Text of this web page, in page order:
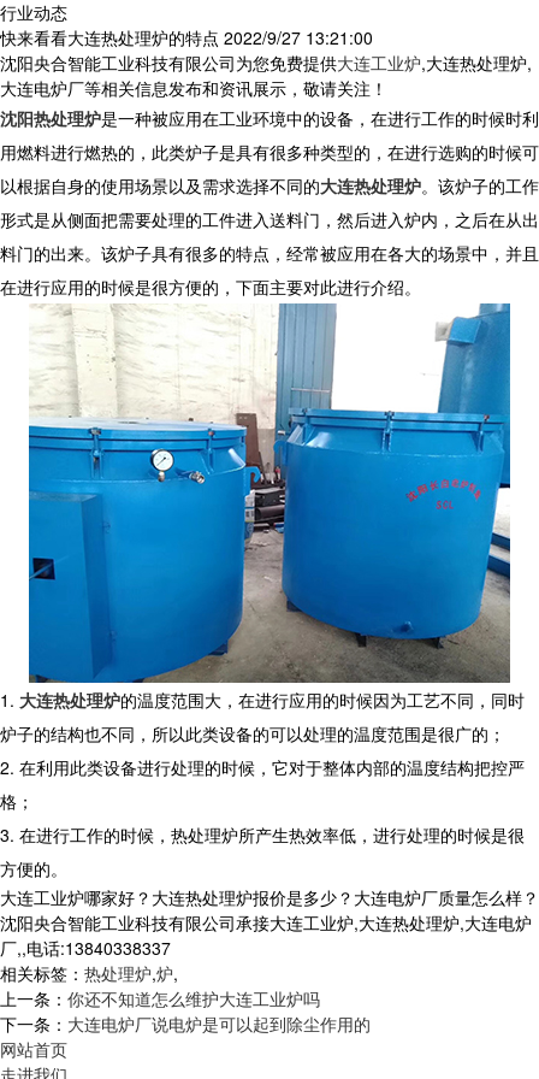
行业动态
快来看看大连热处理炉的特点 2022/9/27 13:21:00
沈阳央合智能工业科技有限公司为您免费提供大连工业炉,大连热处理炉,
大连电炉厂等相关信息发布和资讯展示，敬请关注！
沈阳热处理炉是一种被应用在工业环境中的设备，在进行工作的时候时利
用燃料进行燃热的，此类炉子是具有很多种类型的，在进行选购的时候可
以根据自身的使用场景以及需求选择不同的大连热处理炉。该炉子的工作
形式是从侧面把需要处理的工件进入送料门，然后进入炉内，之后在从出
料门的出来。该炉子具有很多的特点，经常被应用在各大的场景中，并且
在进行应用的时候是很方便的，下面主要对此进行介绍。
1. 大连热处理炉的温度范围大，在进行应用的时候因为工艺不同，同时
炉子的结构也不同，所以此类设备的可以处理的温度范围是很广的；
2. 在利用此类设备进行处理的时候，它对于整体内部的温度结构把控严
格；
3. 在进行工作的时候，热处理炉所产生热效率低，进行处理的时候是很
方便的。
大连工业炉哪家好？大连热处理炉报价是多少？大连电炉厂质量怎么样？
沈阳央合智能工业科技有限公司承接大连工业炉,大连热处理炉,大连电炉
厂,,电话:13840338337
相关标签： 热处理炉,炉,
上一条： 你还不知道怎么维护大连工业炉吗
下一条： 大连电炉厂说电炉是可以起到除尘作用的
网站首页
走进我们